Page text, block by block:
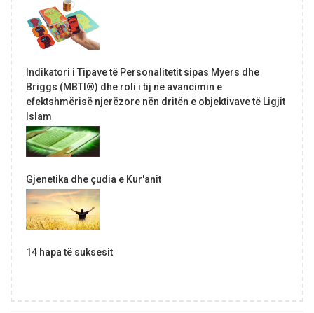
Indikatori i Tipave të Personalitetit sipas Myers dhe
Briggs (MBTI®) dhe roli i tij në avancimin e
efektshmërisë njerëzore nën dritën e objektivave të Ligjit
Islam
Gjenetika dhe çudia e Kur'anit
14 hapa të suksesit